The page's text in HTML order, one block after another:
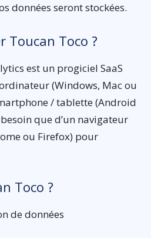
données seront stockées.
Toucan Toco ?
est un progiciel SaaS
(Windows, Mac ou
/ tablette (Android
besoin que d’un navigateur
ou Firefox) pour
Toco ?
de données